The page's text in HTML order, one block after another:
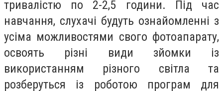
тривалістю по 2-2,5 години. Під час
навчання, слухачі будуть ознайомленні з
усіма можливостями свого фотоапарату,
освоять різні види зйомки із
використанням різного світла та
розберуться із роботою програм для